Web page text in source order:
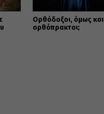
Ορθόδοξοι, όμως και
ορθόπρακτοι;